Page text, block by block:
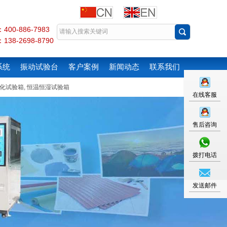
400-886-7983
138-2698-8790
统 振动试验台 客户案例 新闻动态 联系我们
试验箱,恒温恒湿试验箱
在线客服
售后咨询
拨打电话
发送邮件